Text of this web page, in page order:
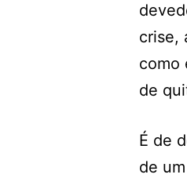
crise,
como
de
É de
de